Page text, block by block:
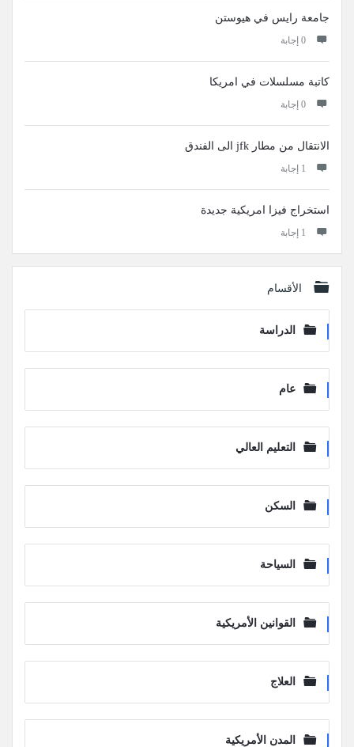
جامعة رايس في هيوستن
‫0 إجابة
كاتبة مسلسلات في امريكا
‫0 إجابة
الانتقال من مطار jfk الى الفندق
‫1 إجابة
استخراج فيزا امريكية جديدة
‫1 إجابة
الأقسام
الدراسة
عام
التعليم العالي
السكن
السياحة
القوانين الأمريكية
العلاج
المدن الأمريكية